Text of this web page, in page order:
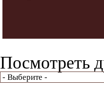
Посмотреть